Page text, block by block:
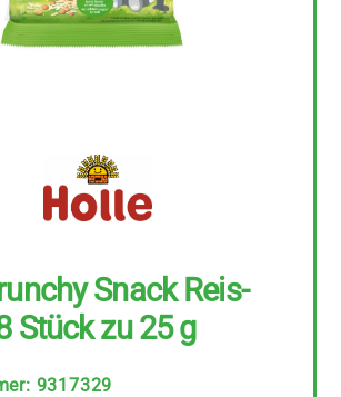
Snack Reis-
Stück zu 25 g
: 9317329